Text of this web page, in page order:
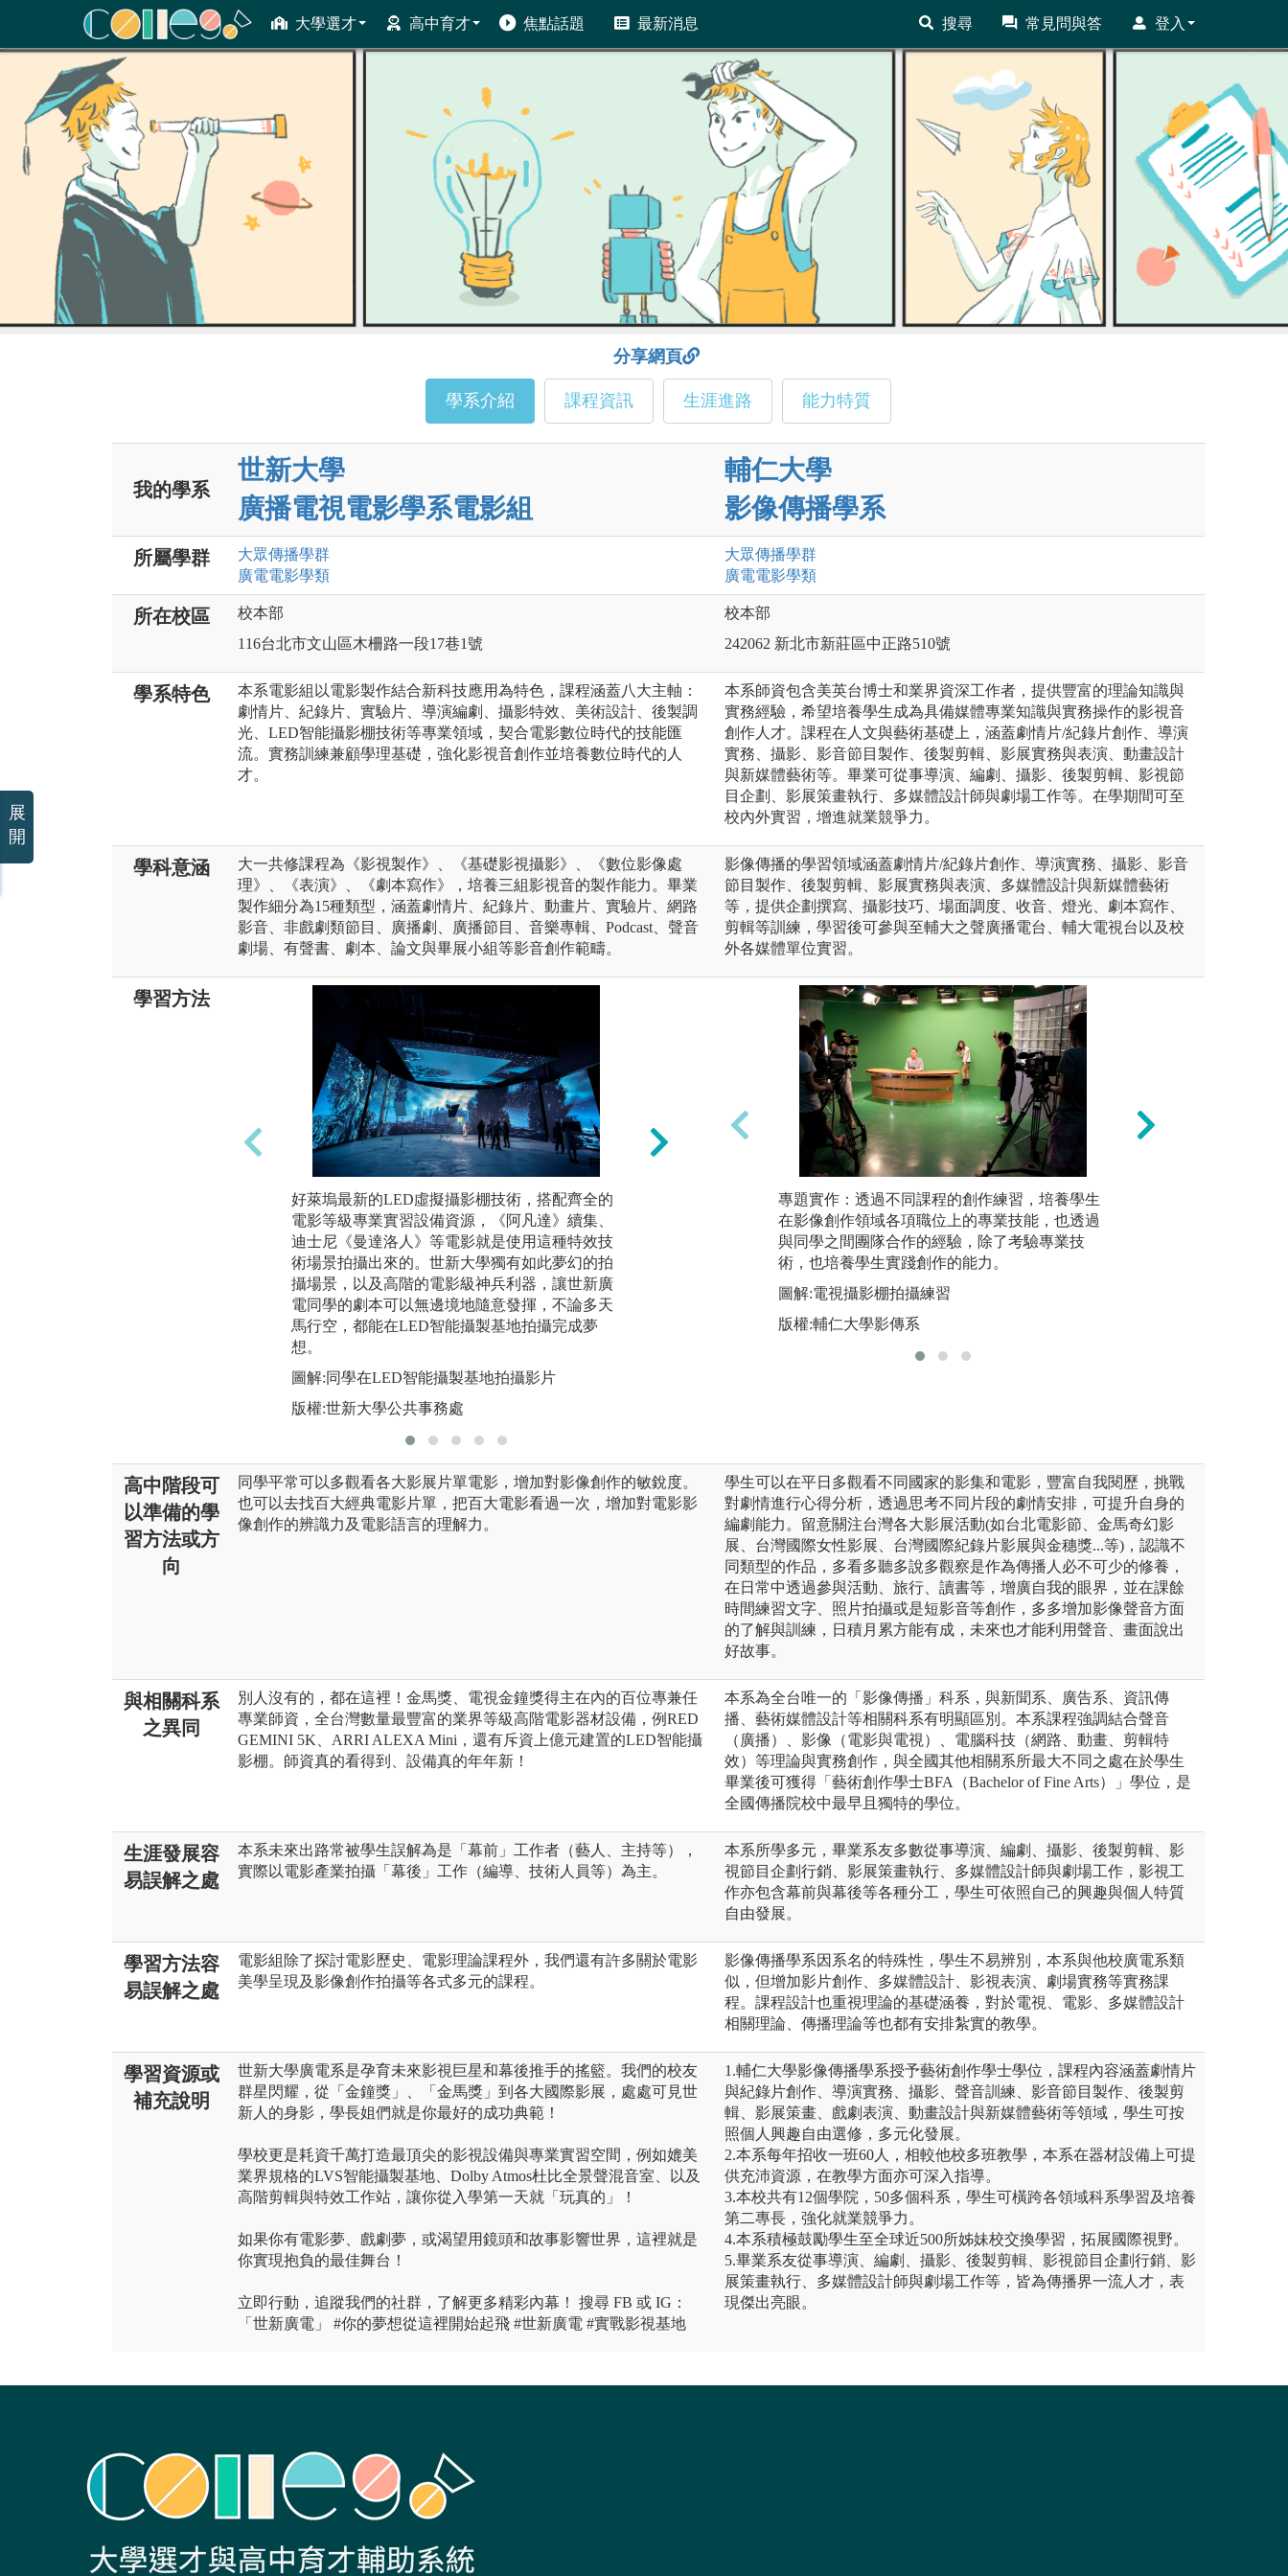
大學選才 高中育才 焦點話題 最新消息 搜尋 常見問與答 登入
ColleGo! 大學選才與高中育才輔助系統
分享網頁
學系介紹 課程資訊 生涯進路 能力特質
我的學系
世新大學
廣播電視電影學系電影組
輔仁大學
影像傳播學系
所屬學群 大眾傳播學群
廣電電影學類
大眾傳播學群
廣電電影學類
所在校區
校本部
116台北市文山區木柵路一段17巷1號
校本部
242062 新北市新莊區中正路510號
學系特色
本系電影組以電影製作結合新科技應用為特色，課程涵蓋八大主軸：
劇情片、紀錄片、實驗片、導演編劇、攝影特效、美術設計、後製調
光、LED智能攝影棚技術等專業領域，契合電影數位時代的技能匯
流。實務訓練兼顧學理基礎，強化影視音創作並培養數位時代的人
才。
本系師資包含美英台博士和業界資深工作者，提供豐富的理論知識與
實務經驗，希望培養學生成為具備媒體專業知識與實務操作的影視音
創作人才。課程在人文與藝術基礎上，涵蓋劇情片/紀錄片創作、導演
實務、攝影、影音節目製作、後製剪輯、影展實務與表演、動畫設計
與新媒體藝術等。畢業可從事導演、編劇、攝影、後製剪輯、影視節
目企劃、影展策畫執行、多媒體設計師與劇場工作等。在學期間可至
校內外實習，增進就業競爭力。
學科意涵
大一共修課程為《影視製作》、《基礎影視攝影》、《數位影像處
理》、《表演》、《劇本寫作》，培養三組影視音的製作能力。畢業
製作細分為15種類型，涵蓋劇情片、紀錄片、動畫片、實驗片、網路
影音、非戲劇類節目、廣播劇、廣播節目、音樂專輯、Podcast、聲音
劇場、有聲書、劇本、論文與畢展小組等影音創作範疇。
影像傳播的學習領域涵蓋劇情片/紀錄片創作、導演實務、攝影、影音
節目製作、後製剪輯、影展實務與表演、多媒體設計與新媒體藝術
等，提供企劃撰寫、攝影技巧、場面調度、收音、燈光、劇本寫作、
剪輯等訓練，學習後可參與至輔大之聲廣播電台、輔大電視台以及校
外各媒體單位實習。
學習方法
好萊塢最新的LED虛擬攝影棚技術，搭配齊全的
電影等級專業實習設備資源，《阿凡達》續集、
迪士尼《曼達洛人》等電影就是使用這種特效技
術場景拍攝出來的。世新大學獨有如此夢幻的拍
攝場景，以及高階的電影級神兵利器，讓世新廣
電同學的劇本可以無邊境地隨意發揮，不論多天
馬行空，都能在LED智能攝製基地拍攝完成夢
想。
圖解:同學在LED智能攝製基地拍攝影片
版權:世新大學公共事務處
同學從劇本發想開始，經歷演員試鏡、尋找拍攝
場景，從拍攝課程實作中熟悉各種電影器材的操
作，也經由拍攝過程中了解影業拍片的流程模
圖解:學生拍攝畢製影片照
版權:學生提供
專題實作：透過不同課程的創作練習，培養學生
在影像創作領域各項職位上的專業技能，也透過
與同學之間團隊合作的經驗，除了考驗專業技
術，也培養學生實踐創作的能力。
圖解:電視攝影棚拍攝練習
版權:輔仁大學影傳系
高中階段可
以準備的學
習方法或方
向
同學平常可以多觀看各大影展片單電影，增加對影像創作的敏銳度。
也可以去找百大經典電影片單，把百大電影看過一次，增加對電影影
像創作的辨識力及電影語言的理解力。
學生可以在平日多觀看不同國家的影集和電影，豐富自我閱歷，挑戰
對劇情進行心得分析，透過思考不同片段的劇情安排，可提升自身的
編劇能力。留意關注台灣各大影展活動(如台北電影節、金馬奇幻影
展、台灣國際女性影展、台灣國際紀錄片影展與金穗獎...等)，認識不
同類型的作品，多看多聽多說多觀察是作為傳播人必不可少的修養，
在日常中透過參與活動、旅行、讀書等，增廣自我的眼界，並在課餘
時間練習文字、照片拍攝或是短影音等創作，多多增加影像聲音方面
的了解與訓練，日積月累方能有成，未來也才能利用聲音、畫面說出
好故事。
與相關科系
之異同
別人沒有的，都在這裡！金馬獎、電視金鐘獎得主在內的百位專兼任
專業師資，全台灣數量最豐富的業界等級高階電影器材設備，例RED
GEMINI 5K、ARRI ALEXA Mini，還有斥資上億元建置的LED智能攝
影棚。師資真的看得到、設備真的年年新！
本系為全台唯一的「影像傳播」科系，與新聞系、廣告系、資訊傳
播、藝術媒體設計等相關科系有明顯區別。本系課程強調結合聲音
（廣播）、影像（電影與電視）、電腦科技（網路、動畫、剪輯特
效）等理論與實務創作，與全國其他相關系所最大不同之處在於學生
畢業後可獲得「藝術創作學士BFA（Bachelor of Fine Arts）」學位，是
全國傳播院校中最早且獨特的學位。
生涯發展容
易誤解之處
本系未來出路常被學生誤解為是「幕前」工作者（藝人、主持等），
實際以電影產業拍攝「幕後」工作（編導、技術人員等）為主。
本系所學多元，畢業系友多數從事導演、編劇、攝影、後製剪輯、影
視節目企劃行銷、影展策畫執行、多媒體設計師與劇場工作，影視工
作亦包含幕前與幕後等各種分工，學生可依照自己的興趣與個人特質
自由發展。
學習方法容
易誤解之處
電影組除了探討電影歷史、電影理論課程外，我們還有許多關於電影
美學呈現及影像創作拍攝等各式多元的課程。
影像傳播學系因系名的特殊性，學生不易辨別，本系與他校廣電系類
似，但增加影片創作、多媒體設計、影視表演、劇場實務等實務課
程。課程設計也重視理論的基礎涵養，對於電視、電影、多媒體設計
相關理論、傳播理論等也都有安排紮實的教學。
學習資源或
補充說明
世新大學廣電系是孕育未來影視巨星和幕後推手的搖籃。我們的校友
群星閃耀，從「金鐘獎」、「金馬獎」到各大國際影展，處處可見世
新人的身影，學長姐們就是你最好的成功典範！
學校更是耗資千萬打造最頂尖的影視設備與專業實習空間，例如媲美
業界規格的LVS智能攝製基地、Dolby Atmos杜比全景聲混音室、以及
高階剪輯與特效工作站，讓你從入學第一天就「玩真的」！
如果你有電影夢、戲劇夢，或渴望用鏡頭和故事影響世界，這裡就是
你實現抱負的最佳舞台！
立即行動，追蹤我們的社群，了解更多精彩內幕！ 搜尋 FB 或 IG：
「世新廣電」 #你的夢想從這裡開始起飛 #世新廣電 #實戰影視基地
1.輔仁大學影像傳播學系授予藝術創作學士學位，課程內容涵蓋劇情片
與紀錄片創作、導演實務、攝影、聲音訓練、影音節目製作、後製剪
輯、影展策畫、戲劇表演、動畫設計與新媒體藝術等領域，學生可按
照個人興趣自由選修，多元化發展。
2.本系每年招收一班60人，相較他校多班教學，本系在器材設備上可提
供充沛資源，在教學方面亦可深入指導。
3.本校共有12個學院，50多個科系，學生可橫跨各領域科系學習及培養
第二專長，強化就業競爭力。
4.本系積極鼓勵學生至全球近500所姊妹校交換學習，拓展國際視野。
5.畢業系友從事導演、編劇、攝影、後製剪輯、影視節目企劃行銷、影
展策畫執行、多媒體設計師與劇場工作等，皆為傳播界一流人才，表
現傑出亮眼。
展
開